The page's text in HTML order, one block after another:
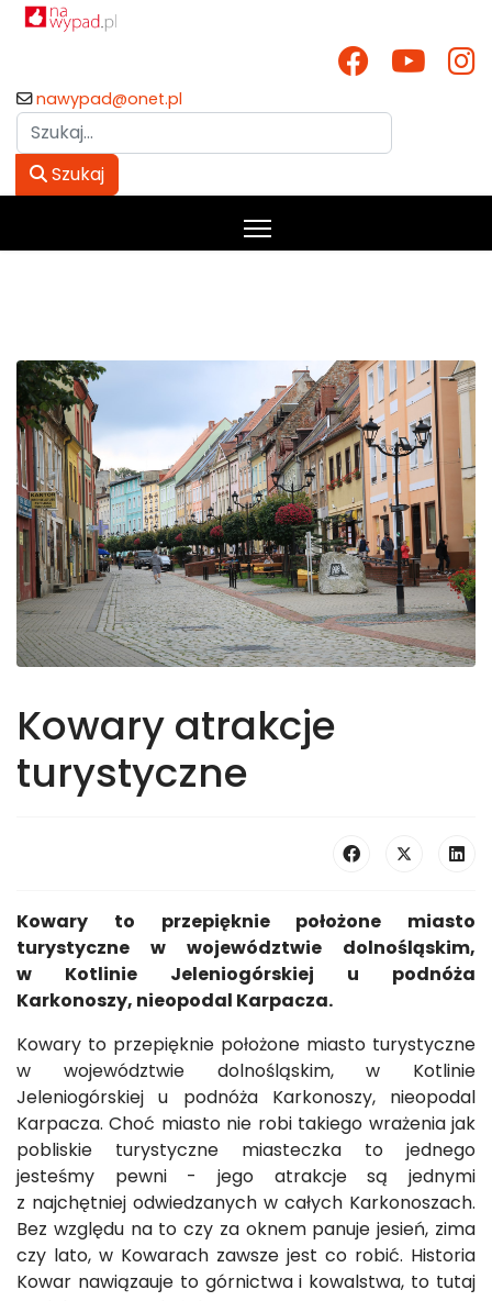
nawypad@onet.pl
Szukaj
Szukaj
Kowary atrakcje
turystyczne
Kowary to przepięknie położone miasto
turystyczne w województwie dolnośląskim,
w Kotlinie Jeleniogórskiej u podnóża
Karkonoszy, nieopodal Karpacza.
Kowary to przepięknie położone miasto turystyczne
w województwie dolnośląskim, w Kotlinie
Jeleniogórskiej u podnóża Karkonoszy, nieopodal
Karpacza. Choć miasto nie robi takiego wrażenia jak
pobliskie turystyczne miasteczka to jednego
jesteśmy pewni - jego atrakcje są jednymi
z najchętniej odwiedzanych w całych Karkonoszach.
Bez względu na to czy za oknem panuje jesień, zima
czy lato, w Kowarach zawsze jest co robić. Historia
Kowar nawiązauje to górnictwa i kowalstwa, to tutaj